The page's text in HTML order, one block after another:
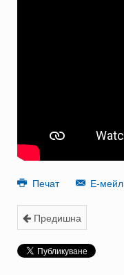
Печат Е-мейл
Предишна